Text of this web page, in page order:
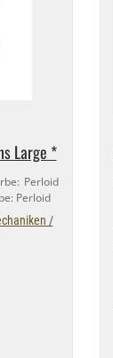
Large *
Perloid
Perloid
/